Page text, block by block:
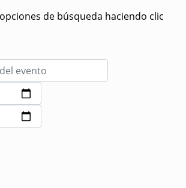
de búsqueda haciendo clic